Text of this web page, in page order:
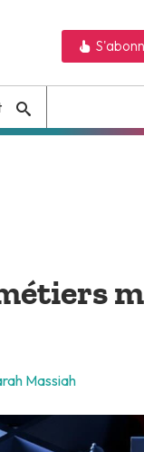
Massiah